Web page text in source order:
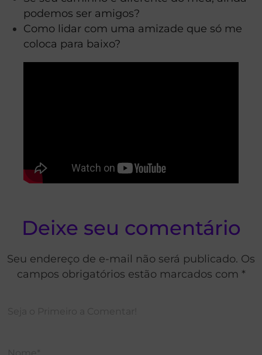
podemos ser amigos?
Como lidar com uma amizade que só me
coloca para baixo?
Deixe seu comentário
Seu endereço de e-mail não será publicado. Os
campos obrigatórios estão marcados com *